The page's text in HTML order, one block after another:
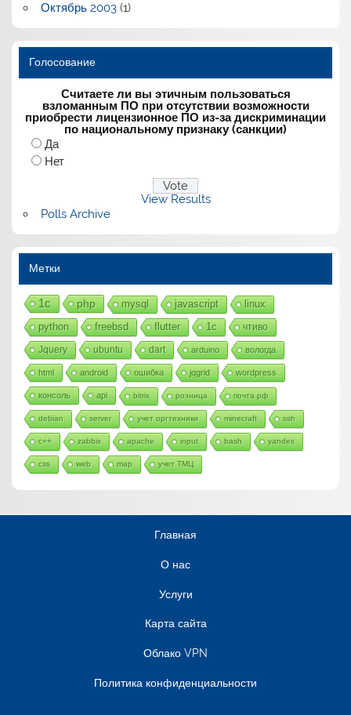
Октябрь 2003(1)
Голосование
Считаете ли вы этичным пользоваться
взломанным ПО при отсутствии возможности
приобрести лицензионное ПО из-за дискриминации
по национальному признаку (санкции)
Да
Нет
View Results
Polls Archive
Метки
1с php mysql javascript linux
python freebsd flutter 1c чтиво
Jquery ubuntu dart arduino вологда
html android ошибка jqgrid wordpress
консоль api bitrix розница почта рф
debian server учет оргтехники minecraft ssh
c++ zabbix apache input bash yandex
css web map учет ТМЦ
Главная
О нас
Услуги
Карта сайта
Облако VPN
Политика конфиденциальности